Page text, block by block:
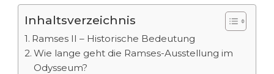
Inhaltsverzeichnis
Ramses II – Historische Bedeutung
Wie lange geht die Ramses-Ausstellung im
Odysseum?